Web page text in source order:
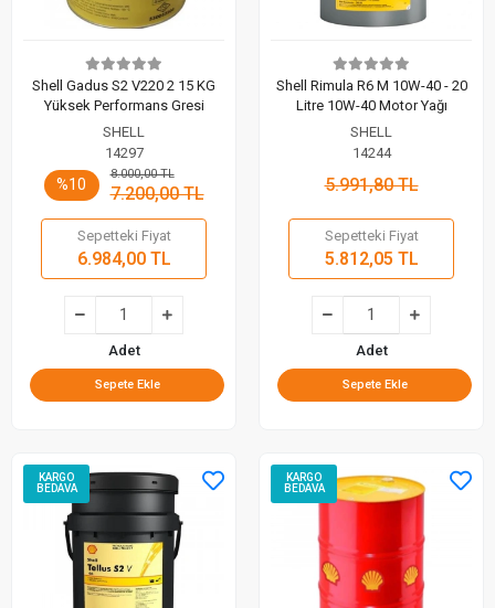
Shell Gadus S2 V220 2 15 KG
Yüksek Performans Gresi
SHELL
14297
%10
8.000,00 TL
7.200,00 TL
Sepetteki Fiyat
6.984,00 TL
Adet
Sepete Ekle
Shell Rimula R6 M 10W-40 - 20
Litre 10W-40 Motor Yağı
SHELL
14244
5.991,80 TL
Sepetteki Fiyat
5.812,05 TL
Adet
Sepete Ekle
KARGO
BEDAVA
KARGO
BEDAVA